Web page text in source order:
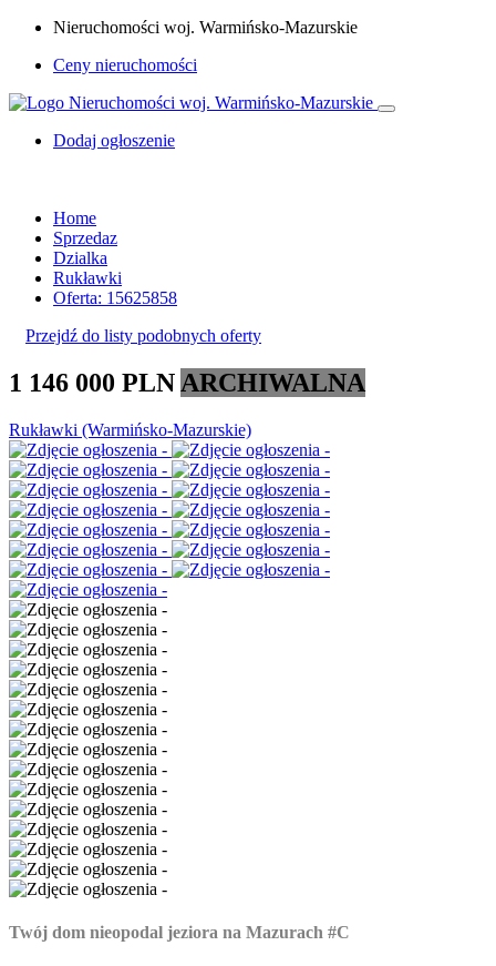
Nieruchomości woj. Warmińsko-Mazurskie
Ceny nieruchomości
Dodaj ogłoszenie
Home
Sprzedaz
Dzialka
Rukławki
Oferta: 15625858
Przejdź do listy podobnych oferty
1 146 000 PLN ARCHIWALNA
Rukławki (Warmińsko-Mazurskie)
Twój dom nieopodal jeziora na Mazurach #C